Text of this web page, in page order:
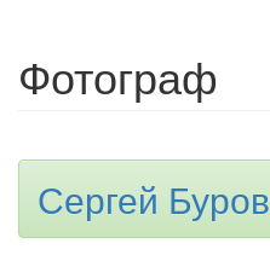
Фотограф
Сергей Буров